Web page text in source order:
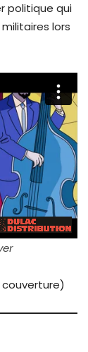
politique qui
lors
couverture)